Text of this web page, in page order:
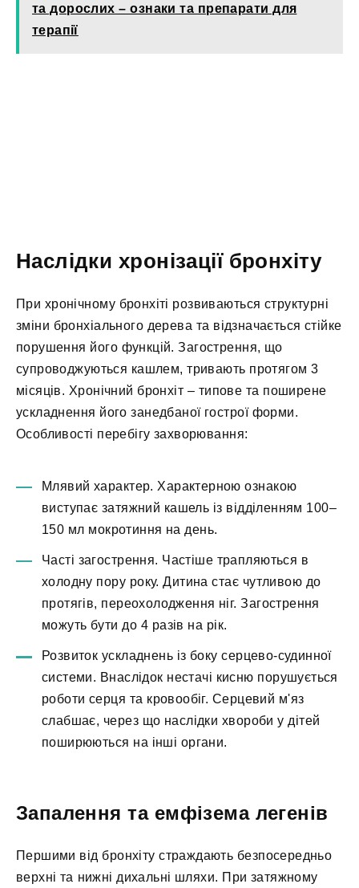
та дорослих – ознаки та препарати для
терапії
Наслідки хронізації бронхіту
При хронічному бронхіті розвиваються структурні
зміни бронхіального дерева та відзначається стійке
порушення його функцій. Загострення, що
супроводжуються кашлем, тривають протягом 3
місяців. Хронічний бронхіт – типове та поширене
ускладнення його занедбаної гострої форми.
Особливості перебігу захворювання:
Млявий характер. Характерною ознакою
виступає затяжний кашель із відділенням 100–
150 мл мокротиння на день.
Часті загострення. Частіше трапляються в
холодну пору року. Дитина стає чутливою до
протягів, переохолодження ніг. Загострення
можуть бути до 4 разів на рік.
Розвиток ускладнень із боку серцево-судинної
системи. Внаслідок нестачі кисню порушується
роботи серця та кровообіг. Серцевий м'яз
слабшає, через що наслідки хвороби у дітей
поширюються на інші органи.
Запалення та емфізема легенів
Першими від бронхіту страждають безпосередньо
верхні та нижні дихальні шляхи. При затяжному